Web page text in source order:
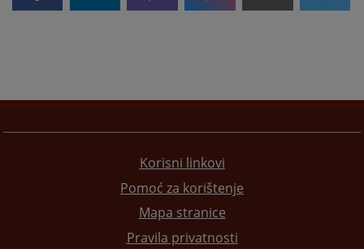
Korisni linkovi
Pomoć za korištenje
Mapa stranice
Pravila privatnosti